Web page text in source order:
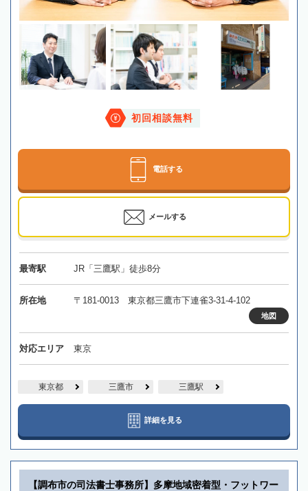
初回相談無料
電話する
メールする
最寄駅 JR「三鷹駅」徒歩8分
所在地 〒181-0013 東京都三鷹市下連雀3-31-4-102
地図
対応エリア 東京
東京都 三鷹市 三鷹駅
詳細を見る
【調布市の司法書士事務所】多摩地域密着型・フットワー